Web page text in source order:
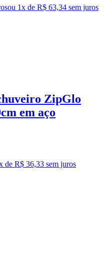
ou 1x de R$ 63,34 sem juros
ZipGlo
em aço
de R$ 36,33 sem juros